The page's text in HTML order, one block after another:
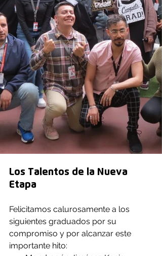
Los Talentos de la Nueva
Etapa
Felicitamos calurosamente a los
siguientes graduados por su
compromiso y por alcanzar este
importante hito: